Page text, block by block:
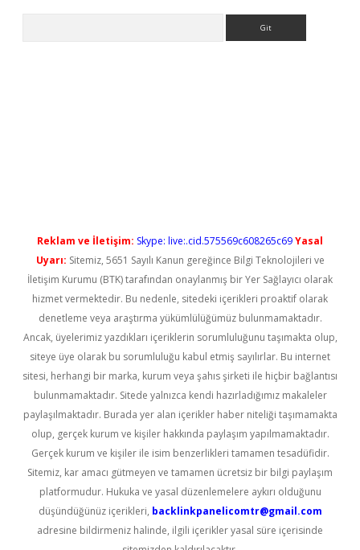
Reklam ve İletişim: Skype: live:.cid.575569c608265c69Yasal
Uyarı: Sitemiz, 5651 Sayılı Kanun gereğince Bilgi Teknolojileri ve
İletişim Kurumu (BTK) tarafından onaylanmış bir Yer Sağlayıcı olarak
hizmet vermektedir. Bu nedenle, sitedeki içerikleri proaktif olarak
denetleme veya araştırma yükümlülüğümüz bulunmamaktadır.
Ancak, üyelerimiz yazdıkları içeriklerin sorumluluğunu taşımakta olup,
siteye üye olarak bu sorumluluğu kabul etmiş sayılırlar. Bu internet
sitesi, herhangi bir marka, kurum veya şahıs şirketi ile hiçbir bağlantısı
bulunmamaktadır. Sitede yalnızca kendi hazırladığımız makaleler
paylaşılmaktadır. Burada yer alan içerikler haber niteliği taşımamakta
olup, gerçek kurum ve kişiler hakkında paylaşım yapılmamaktadır.
Gerçek kurum ve kişiler ile isim benzerlikleri tamamen tesadüfidir.
Sitemiz, kar amacı gütmeyen ve tamamen ücretsiz bir bilgi paylaşım
platformudur. Hukuka ve yasal düzenlemelere aykırı olduğunu
düşündüğünüz içerikleri, backlinkpanelicomtr@gmail.com
adresine bildirmeniz halinde, ilgili içerikler yasal süre içerisinde